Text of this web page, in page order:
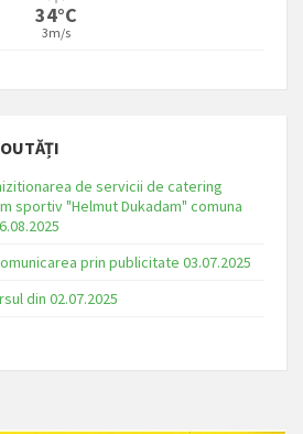
34°C
3m/s
de servicii de catering
sportiv "Helmut Dukadam" comuna
prin publicitate 03.07.2025
din 02.07.2025